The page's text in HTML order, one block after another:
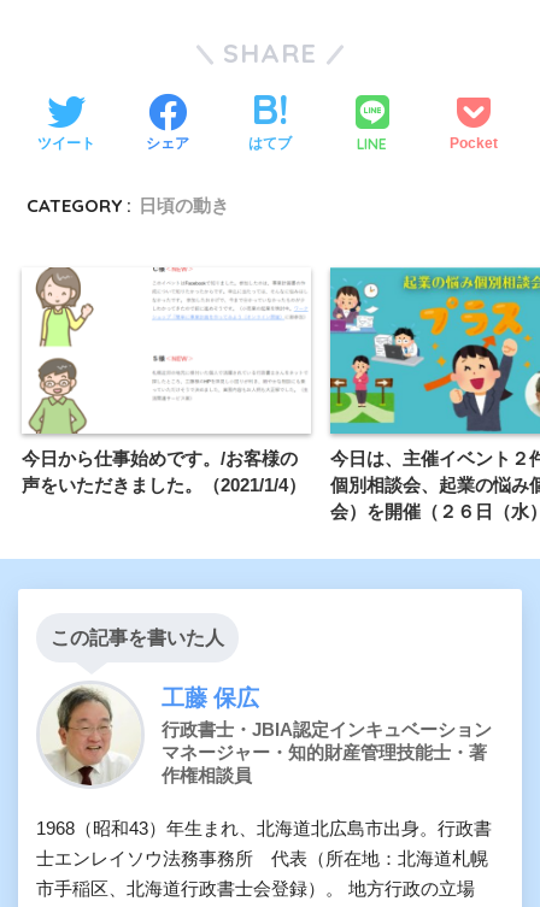
SHARE
ツイート シェア はてブ LINE Pocket
CATEGORY : 日頃の動き
今日から仕事始めです。/お客様の
声をいただきました。（2021/1/4）
今日は、主催イベント２
個別相談会、起業の悩み
会）を開催（２６日（水
この記事を書いた人
工藤 保広
行政書士・JBIA認定インキュベーション
マネージャー・知的財産管理技能士・著
作権相談員
1968（昭和43）年生まれ、北海道北広島市出身。行政書
士エンレイソウ法務事務所 代表（所在地：北海道札幌
市手稲区、北海道行政書士会登録）。 地方行政の立場